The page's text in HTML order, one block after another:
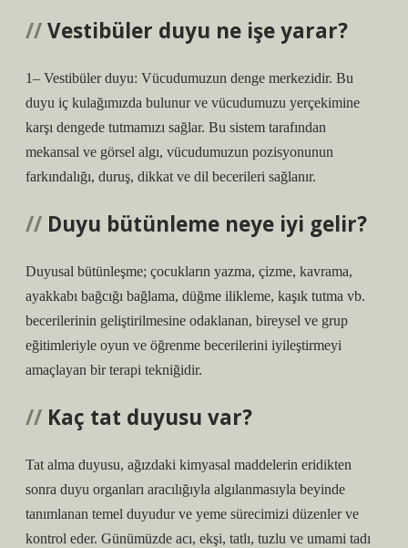
Vestibüler duyu ne işe yarar?
1– Vestibüler duyu: Vücudumuzun denge merkezidir. Bu
duyu iç kulağımızda bulunur ve vücudumuzu yerçekimine
karşı dengede tutmamızı sağlar. Bu sistem tarafından
mekansal ve görsel algı, vücudumuzun pozisyonunun
farkındalığı, duruş, dikkat ve dil becerileri sağlanır.
Duyu bütünleme neye iyi gelir?
Duyusal bütünleşme; çocukların yazma, çizme, kavrama,
ayakkabı bağcığı bağlama, düğme ilikleme, kaşık tutma vb.
becerilerinin geliştirilmesine odaklanan, bireysel ve grup
eğitimleriyle oyun ve öğrenme becerilerini iyileştirmeyi
amaçlayan bir terapi tekniğidir.
Kaç tat duyusu var?
Tat alma duyusu, ağızdaki kimyasal maddelerin eridikten
sonra duyu organları aracılığıyla algılanmasıyla beyinde
tanımlanan temel duyudur ve yeme sürecimizi düzenler ve
kontrol eder. Günümüzde acı, ekşi, tatlı, tuzlu ve umami tadı